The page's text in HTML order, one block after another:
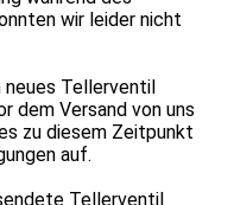
wir leider nicht
neues Tellerventil
dem Versand von uns
zu diesem Zeitpunkt
auf.
Tellerventil